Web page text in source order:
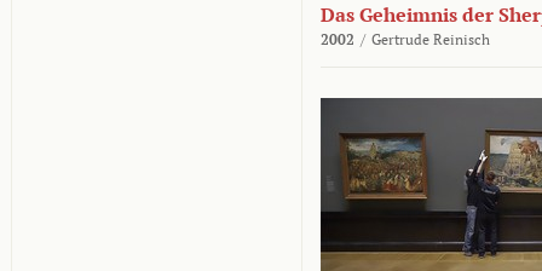
Das Geheimnis der
2002 / Gertrude Reinisch